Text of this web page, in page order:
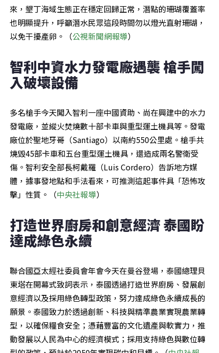
來，墾丁海域生態正在穩定回歸正常，潛點的珊瑚覆蓋率
也明顯提升，呼籲潛水民眾這段時間勿以燈光直射珊瑚，
以免干擾產卵。（公視新聞網報導）
智利中資水力發電廠遇襲 槍手闖
入破壞設備
多名槍手今天闖入智利一座中國資助、尚在興建中的水力
發電廠，並縱火焚燒數十部卡車與重型運土機具等。發電
廠位於聖地牙哥（Santiago）以南約550公里處。槍手共
燒毀45部卡車和五台重型運土機具，還造成兩名警衛受
傷。智利安全部長柯戴羅（Luis Cordero）告訴地方媒
體，據事發地點和手法看來，可推測這起事件具「恐怖攻
擊」性質。（中央社報導）
打造世界廚房和創意經濟 泰國盼
達成綠色永續
聯合國亞太經社委員會年會今天在曼谷登場，泰國總理貝
東塔在開幕式致詞表示，泰國透過打造世界廚房、發展創
意經濟以及採用綠色轉型政策，努力達成綠色永續成長的
願景。泰國致力於透過創新、科技與精準農業實現農業轉
型，以確保糧食安全；憑藉豐富的文化遺產與軟實力，推
動發展以人民為中心的經濟模式；採用支持綠色與數位轉